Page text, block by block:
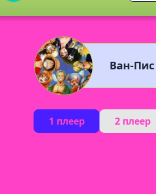
Ван-
1 плеер 2 плеер